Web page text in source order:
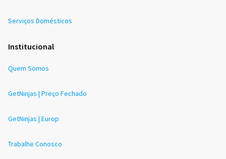
Serviços Domésticos
Institucional
Quem Somos
GetNinjas | Preço Fechado
GetNinjas | Europ
Trabalhe Conosco